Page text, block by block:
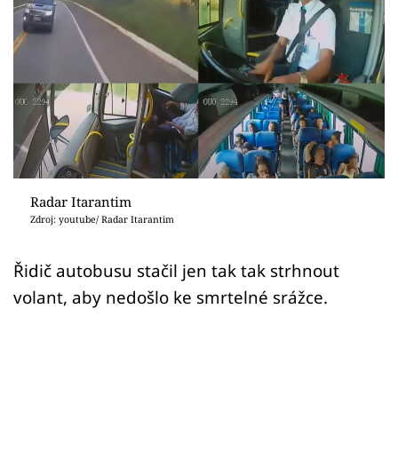
Sex a vztahy
Sledujte prima+
Přihlášení
Radar Itarantim
Zdroj: youtube/ Radar Itarantim
Řidič autobusu stačil jen tak tak strhnout
volant, aby nedošlo ke smrtelné srážce.